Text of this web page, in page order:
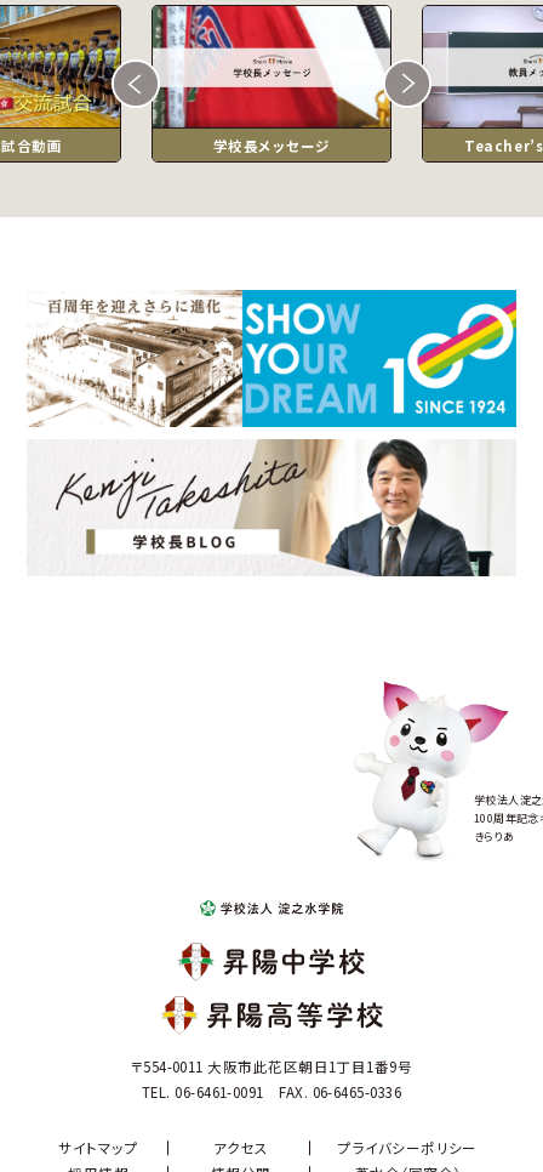
合動画 学校長メッセージ
学校法人淀
100周年記念
きらりあ
〒554-0011 大阪市此花区朝日1丁目1番9号
TEL. 06-6461-0091 FAX. 06-6465-0336
サイトマップ アクセス
プライバシーポリシー